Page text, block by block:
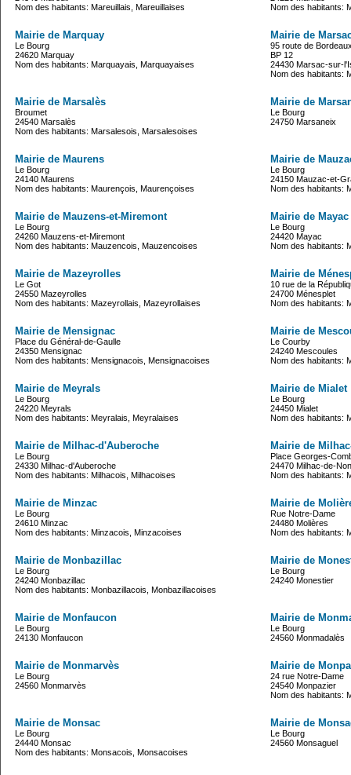
Nom des habitants: Mareuillais, Mareuillaises
Nom des habitants:
Mairie de Marquay
Le Bourg
24620 Marquay
Nom des habitants: Marquayais, Marquayaises
Mairie de
95 route de
BP 12
24430 Marsac-sur-
Nom des habitants:
Mairie de Marsalès
Broumet
24540 Marsalès
Nom des habitants: Marsalesois, Marsalesoises
Mairie de
Le Bourg
24750 Marsaneix
Mairie de Maurens
Le Bourg
24140 Maurens
Nom des habitants: Maurençois, Maurençoises
Mairie de
Le Bourg
24150 Mauzac-et-
Nom des habitants:
Mairie de Mauzens-et-Miremont
Le Bourg
24260 Mauzens-et-Miremont
Nom des habitants: Mauzencois, Mauzencoises
Mairie de Mayac
Le Bourg
24420 Mayac
Nom des habitants:
Mairie de Mazeyrolles
Le Got
24550 Mazeyrolles
Nom des habitants: Mazeyrollais, Mazeyrollaises
Mairie de
10 rue de la
24700 Ménesplet
Nom des habitants:
Mairie de Mensignac
Place du Général-de-Gaulle
24350 Mensignac
Nom des habitants: Mensignacois, Mensignacoises
Mairie de
Le Courby
24240 Mescoules
Nom des habitants:
Mairie de Meyrals
Le Bourg
24220 Meyrals
Nom des habitants: Meyralais, Meyralaises
Mairie de Mialet
Le Bourg
24450 Mialet
Nom des habitants:
Mairie de Milhac-d'Auberoche
Le Bourg
24330 Milhac-d'Auberoche
Nom des habitants: Milhacois, Milhacoises
Mairie de
Place Georges-
24470 Milhac-de-
Nom des habitants:
Mairie de Minzac
Le Bourg
24610 Minzac
Nom des habitants: Minzacois, Minzacoises
Mairie de
Rue Notre-Dame
24480 Molières
Nom des habitants:
Mairie de Monbazillac
Le Bourg
24240 Monbazillac
Nom des habitants: Monbazillacois, Monbazillacoises
Mairie de
Le Bourg
24240 Monestier
Mairie de Monfaucon
Le Bourg
24130 Monfaucon
Mairie de
Le Bourg
24560 Monmadalès
Mairie de Monmarvès
Le Bourg
24560 Monmarvès
Mairie de
24 rue Notre-Dame
24540 Monpazier
Nom des habitants:
Mairie de Monsac
Le Bourg
24440 Monsac
Nom des habitants: Monsacois, Monsacoises
Mairie de
Le Bourg
24560 Monsaguel